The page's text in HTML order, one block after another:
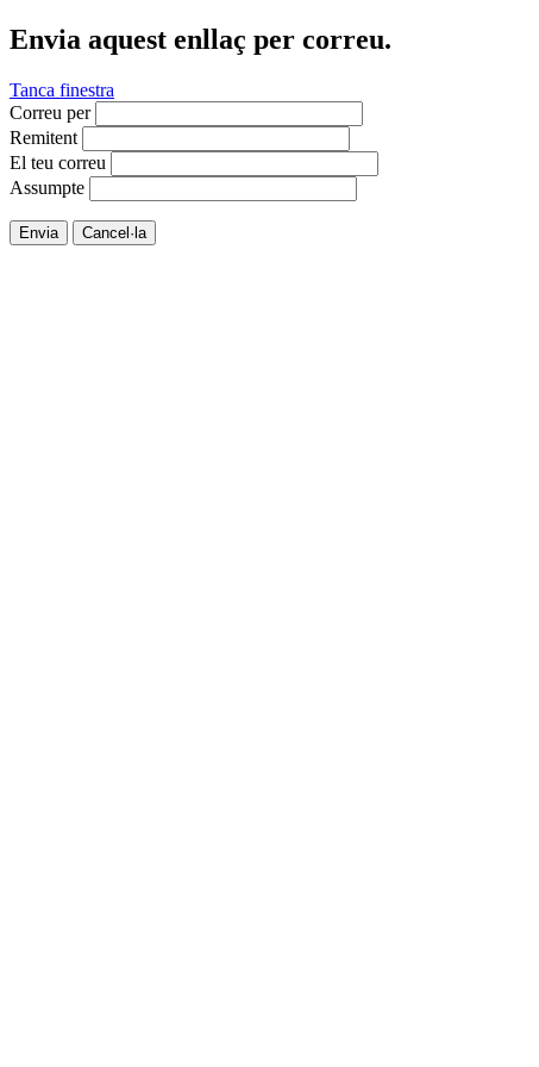
Envia aquest enllaç per correu.
Tanca finestra
Correu per
Remitent
El teu correu
Assumpte
Envia Cancel·la